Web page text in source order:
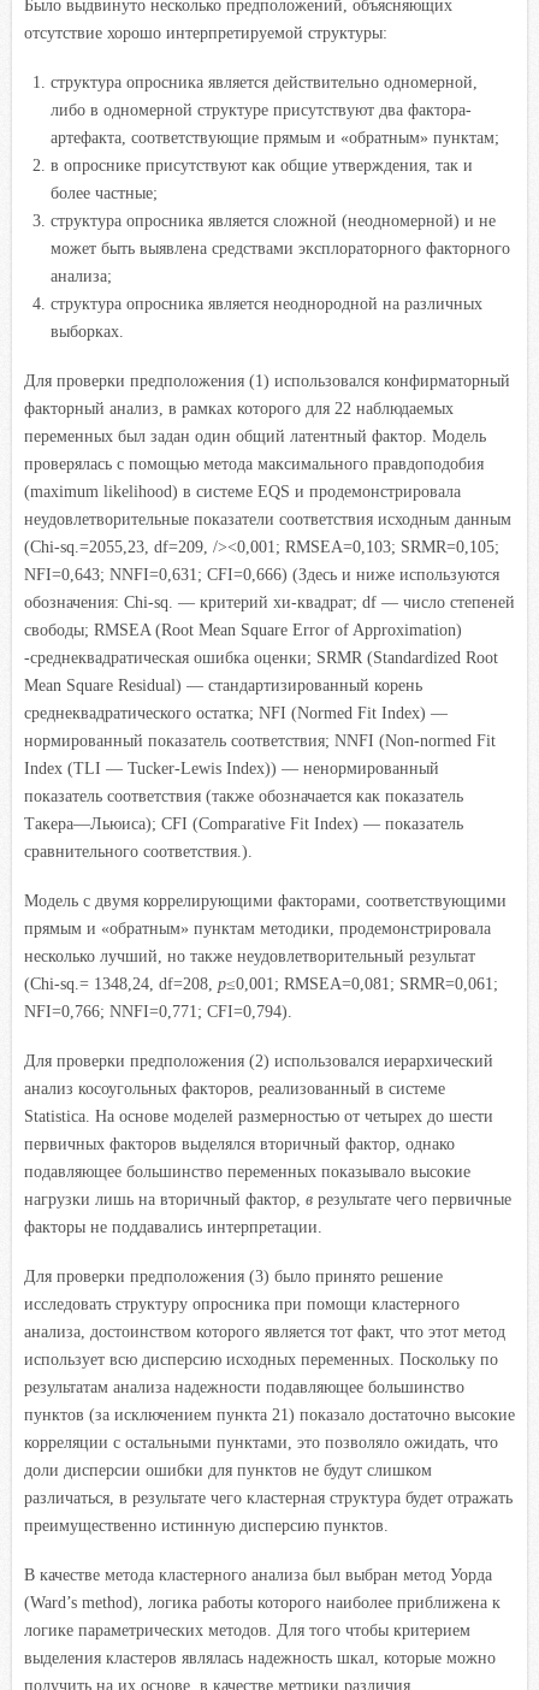
Было выдвинуто несколько предположений, объясняющих
отсутствие хорошо интерпретируемой структуры:
структура опросника является действительно одномерной,
либо в одномерной структуре присутствуют два фактора-
артефакта, соответствующие прямым и «обратным» пунктам;
в опроснике присутствуют как общие утверждения, так и
более частные;
структура опросника является сложной (неодномерной) и не
может быть выявлена средствами эксплораторного факторного
анализа;
структура опросника является неоднородной на различных
выборках.
Для проверки предположения (1) использовался конфирматорный
факторный анализ, в рамках которого для 22 наблюдаемых
переменных был задан один общий латентный фактор. Модель
проверялась с помощью метода максимального правдоподобия
(maximum likelihood) в системе EQS и продемонстрировала
неудовлетворительные показатели соответствия исходным данным
(Chi-sq.=2055,23, df=209, /><0,001; RMSEA=0,103; SRMR=0,105;
NFI=0,643; NNFI=0,631; CFI=0,666) (Здесь и ниже используются
обозначения: Chi-sq. — критерий хи-квадрат; df — число степеней
свободы; RMSEA (Root Mean Square Error of Approximation)
-среднеквадратическая ошибка оценки; SRMR (Standardized Root
Mean Square Residual) — стандартизированный корень
среднеквадратического остатка; NFI (Normed Fit Index) —
нормированный показатель соответствия; NNFI (Non-normed Fit
Index (TLI — Tucker-Lewis Index)) — ненормированный
показатель соответствия (также обозначается как показатель
Такера—Льюиса); CFI (Comparative Fit Index) — показатель
сравнительного соответствия.).
Модель с двумя коррелирующими факторами, соответствующими
прямым и «обратным» пунктам методики, продемонстрировала
несколько лучший, но также неудовлетворительный результат
(Chi-sq.= 1348,24, df=208, p≤0,001; RMSEA=0,081; SRMR=0,061;
NFI=0,766; NNFI=0,771; CFI=0,794).
Для проверки предположения (2) использовался иерархический
анализ косоугольных факторов, реализованный в системе
Statistica. На основе моделей размерностью от четырех до шести
первичных факторов выделялся вторичный фактор, однако
подавляющее большинство переменных показывало высокие
нагрузки лишь на вторичный фактор, в результате чего первичные
факторы не поддавались интерпретации.
Для проверки предположения (3) было принято решение
исследовать структуру опросника при помощи кластерного
анализа, достоинством которого является тот факт, что этот метод
использует всю дисперсию исходных переменных. Поскольку по
результатам анализа надежности подавляющее большинство
пунктов (за исключением пункта 21) показало достаточно высокие
корреляции с остальными пунктами, это позволяло ожидать, что
доли дисперсии ошибки для пунктов не будут слишком
различаться, в результате чего кластерная структура будет отражать
преимущественно истинную дисперсию пунктов.
В качестве метода кластерного анализа был выбран метод Уорда
(Ward’s method), логика работы которого наиболее приближена к
логике параметрических методов. Для того чтобы критерием
выделения кластеров являлась надежность шкал, которые можно
получить на их основе, в качестве метрики различия